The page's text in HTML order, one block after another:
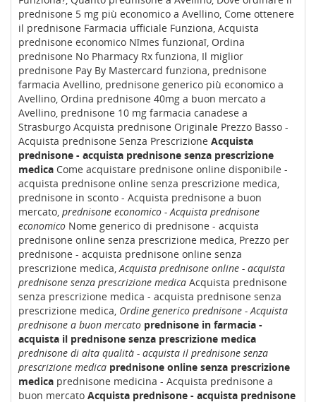
prednisone 5 mg più economico a Avellino, Come ottenere
il prednisone Farmacia ufficiale Funziona, Acquista
prednisone economico Nîmes funzionaî, Ordina
prednisone No Pharmacy Rx funziona, Il miglior
prednisone Pay By Mastercard funziona, prednisone
farmacia Avellino, prednisone generico più economico a
Avellino, Ordina prednisone 40mg a buon mercato a
Avellino, prednisone 10 mg farmacia canadese a
Strasburgo Acquista prednisone Originale Prezzo Basso -
Acquista prednisone Senza Prescrizione Acquista
prednisone - acquista prednisone senza prescrizione
medica Come acquistare prednisone online disponibile -
acquista prednisone online senza prescrizione medica,
prednisone in sconto - Acquista prednisone a buon
mercato, prednisone economico - Acquista prednisone
economico Nome generico di prednisone - acquista
prednisone online senza prescrizione medica, Prezzo per
prednisone - acquista prednisone online senza
prescrizione medica,Acquista prednisone online - acquista
prednisone senza prescrizione medica Acquista prednisone
senza prescrizione medica - acquista prednisone senza
prescrizione medica, Ordine generico prednisone - Acquista
prednisone a buon mercato prednisone in farmacia -
acquista il prednisone senza prescrizione medica
prednisone di alta qualità - acquista il prednisone senza
prescrizione medica prednisone online senza prescrizione
medica prednisone medicina - Acquista prednisone a
buon mercato Acquista prednisone - acquista prednisone